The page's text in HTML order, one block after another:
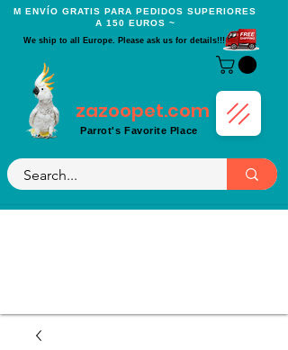
Μ ENVÍO GRATIS PARA PEDIDOS SUPERIORES
A 150 EUROS ~
We ship to all Europe. Please ask us for details!!!
zazoopet.com
Parrot's Favorite Place